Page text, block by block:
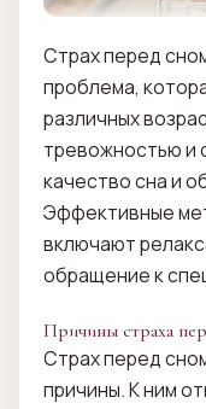
Страх перед
проблема,
различных
тревожностью и
качество сна и
Эффективные
включают
обращение к
Причины страха
Страх перед
причины. К ним